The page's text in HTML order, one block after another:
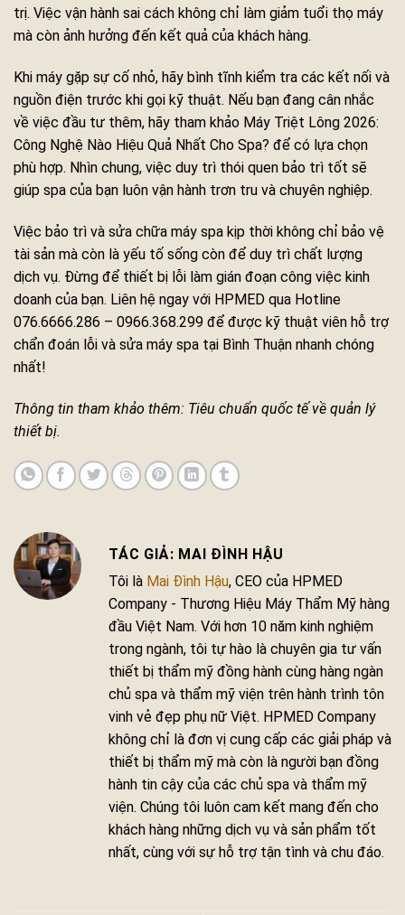
trị. Việc vận hành sai cách không chỉ làm giảm tuổi thọ máy
mà còn ảnh hưởng đến kết quả của khách hàng.
Khi máy gặp sự cố nhỏ, hãy bình tĩnh kiểm tra các kết nối và
nguồn điện trước khi gọi kỹ thuật. Nếu bạn đang cân nhắc
về việc đầu tư thêm, hãy tham khảo Máy Triệt Lông 2026:
Công Nghệ Nào Hiệu Quả Nhất Cho Spa? để có lựa chọn
phù hợp. Nhìn chung, việc duy trì thói quen bảo trì tốt sẽ
giúp spa của bạn luôn vận hành trơn tru và chuyên nghiệp.
Việc bảo trì và sửa chữa máy spa kịp thời không chỉ bảo vệ
tài sản mà còn là yếu tố sống còn để duy trì chất lượng
dịch vụ. Đừng để thiết bị lỗi làm gián đoạn công việc kinh
doanh của bạn. Liên hệ ngay với HPMED qua Hotline
076.6666.286 – 0966.368.299 để được kỹ thuật viên hỗ trợ
chẩn đoán lỗi và sửa máy spa tại Bình Thuận nhanh chóng
nhất!
Thông tin tham khảo thêm: Tiêu chuẩn quốc tế về quản lý
thiết bị.
MAI ĐÌNH HẬU
Tôi là Mai Đình Hậu, CEO của HPMED
Company - Thương Hiệu Máy Thẩm Mỹ hàng
đầu Việt Nam. Với hơn 10 năm kinh nghiệm
trong ngành, tôi tự hào là chuyên gia tư vấn
thiết bị thẩm mỹ đồng hành cùng hàng ngàn
chủ spa và thẩm mỹ viện trên hành trình tôn
vinh vẻ đẹp phụ nữ Việt. HPMED Company
không chỉ là đơn vị cung cấp các giải pháp và
thiết bị thẩm mỹ mà còn là người bạn đồng
hành tin cậy của các chủ spa và thẩm mỹ
viện. Chúng tôi luôn cam kết mang đến cho
khách hàng những dịch vụ và sản phẩm tốt
nhất, cùng với sự hỗ trợ tận tình và chu đáo.